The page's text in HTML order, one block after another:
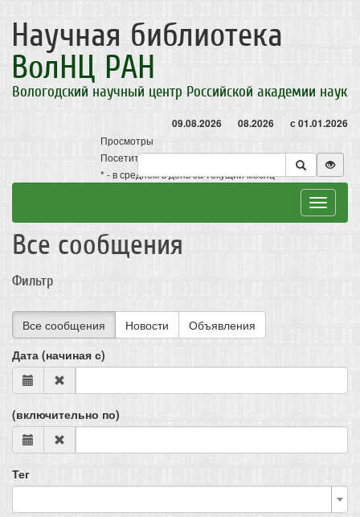
Научная библиотека
ВолНЦ РАН
Вологодский научный центр Российской академии наук
09.08.2026 08.2026 с 01.01.2026
Просмотры
Посетители
* - в среднем в день за текущий месяц
Toggle
Все сообщения
Фильтр
Все сообщения Новости
Объявления
Дата (начиная с)
(включительно по)
Тег